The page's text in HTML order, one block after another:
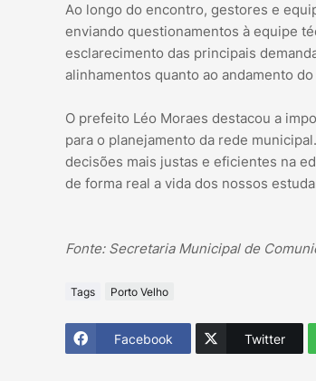
Ao longo do encontro, gestores e
enviando questionamentos à equipe
esclarecimento das principais
alinhamentos quanto ao andamento
O prefeito Léo Moraes destacou a
para o planejamento da rede
decisões mais justas e eficientes na
de forma real a vida dos nossos
Fonte: Secretaria Municipal de
Tags Porto Velho
Facebook Twitter